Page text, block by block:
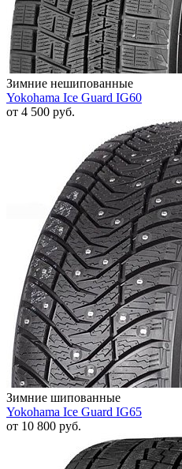
Зимние нешипованные
Yokohama Ice Guard IG60
от 4 500 руб.
Зимние шипованные
Yokohama Ice Guard IG65
от 10 800 руб.